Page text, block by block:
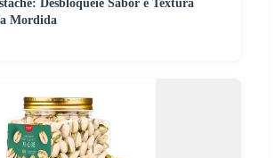
Desbloqueie Sabor e Textura
Mordida